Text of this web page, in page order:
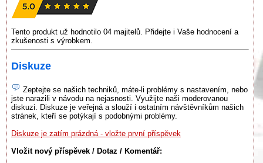
Tento produkt už hodnotilo 04 majitelů. Přidejte i Vaše hodnocení a
zkušenosti s výrobkem.
Diskuze
Zeptejte se našich techniků, máte-li problémy s nastavením, nebo
jste narazili v návodu na nejasnosti. Využijte naši moderovanou
diskuzi. Diskuze je veřejná a slouží i ostatním návštěvníkům našich
stránek, kteří se potýkají s podobnými problémy.
Diskuze je zatím prázdná - vložte první příspěvek
Vložit nový příspěvek / Dotaz / Komentář: